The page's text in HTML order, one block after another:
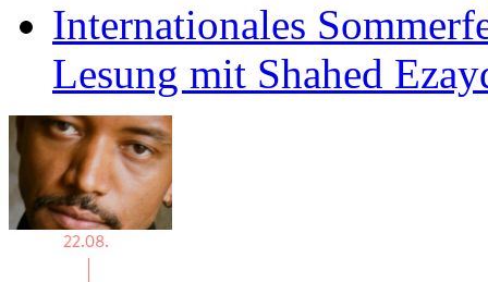
Internationales
Lesung mit Shahed